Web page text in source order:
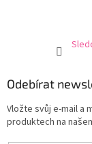
Odebírat
Vložte svůj e-mail a
produktech na